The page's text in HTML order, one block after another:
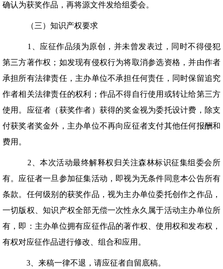
确认为获奖作品，再将源文件发给组委会。
（三）知识产权要求
1、应征作品须为原创，并未曾发表过，同时不得侵犯
第三方著作权；如发现有侵权行为将取消参选资格，并由作者
承担所有法律责任，主办单位不承担任何责任，同时保留追究
作者相关法律责任的权利；作品不得自行使用或转让给第三方
使用。应征者（获奖作者）获得的奖金视为委托设计费，除支
付获奖者奖金外，主办单位不再向应征者支付其他任何报酬和
费用。
2、本次活动最终解释权归关注森林标识征集组委会所
有。应征者一旦参加征集活动，即视为无条件同意本公告所有
条款。任何级别的获奖作品，视为主办单位委托创作之作品，
一切版权、知识产权全部无偿一次性永久属于活动主办单位所
有，即：主办单位拥有应征作品的著作权、使用权和发布权，
有权对应征作品进行修改、组合和应用。
3、来稿一律不退，请应征者自留底稿。